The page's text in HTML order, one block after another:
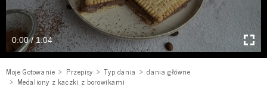
0:00 / 1:04
Moje Gotowanie Przepisy Typ dania
dania główne
Medaliony z kaczki z borowikami